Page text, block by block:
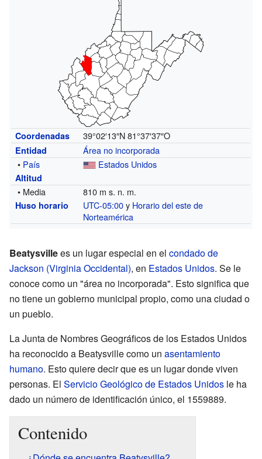
Coordenadas 39°02′13″N 81°37′37″O
Entidad
Área no incorporada
• País Estados Unidos
Altitud
• Media 810 m s. n. m.
Huso horario UTC-05:00y Horario del este de
Norteamérica
Beatysvillees un lugar especial en el condado de
Jackson (Virginia Occidental), en Estados Unidos. Se le
conoce como un "área no incorporada". Esto significa que
no tiene un gobierno municipal propio, como una ciudad o
un pueblo.
La Junta de Nombres Geográficos de los Estados Unidos
ha reconocido a Beatysville como un asentamiento
humano. Esto quiere decir que es un lugar donde viven
personas. El Servicio Geológico de Estados Unidos le ha
dado un número de identificación único, el 1559889.
Contenido